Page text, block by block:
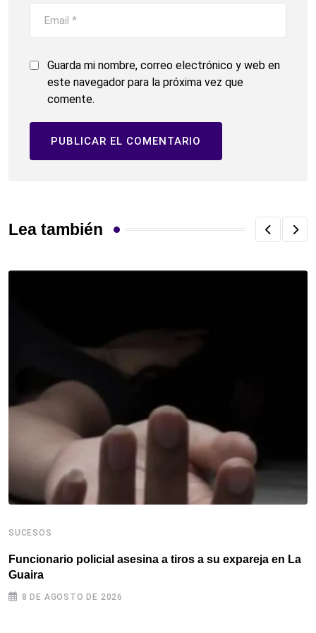
Guarda mi nombre, correo electrónico y web en
este navegador para la próxima vez que
comente.
Lea también
SUCESOS
Funcionario policial asesina a tiros a su expareja en La
Guaira
8 DE AGOSTO DE 2026